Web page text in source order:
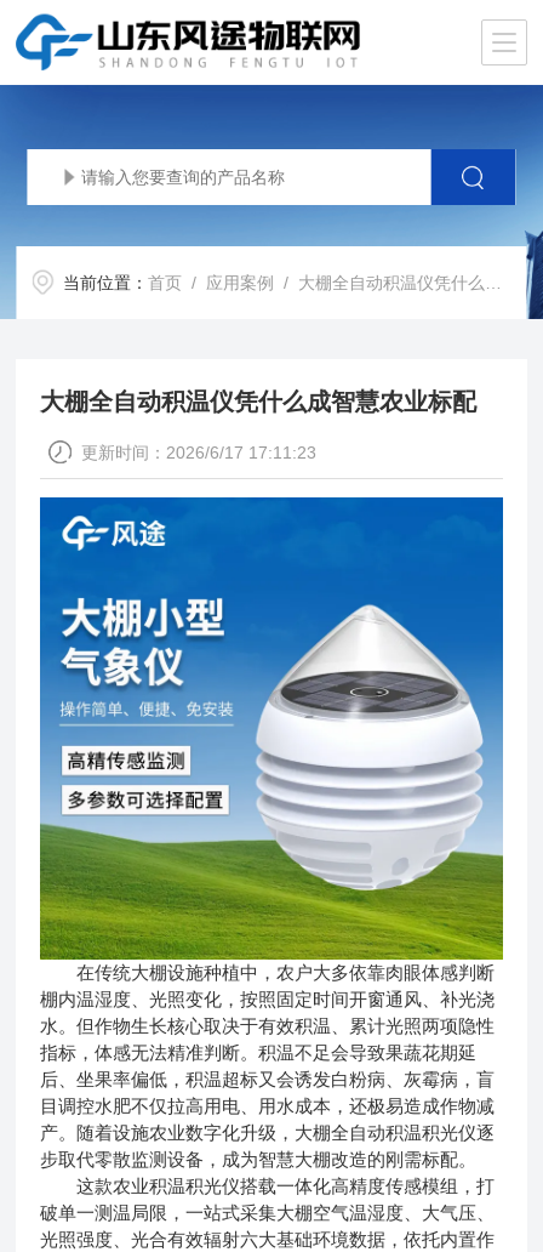
当前位置：首页 / 应用案例 / 大棚全自动积温仪凭什么成智慧农业标配
大棚全自动积温仪凭什么成智慧农业标配
更新时间：2026/6/17 17:11:23
在传统大棚设施种植中，农户大多依靠肉眼体感判断
棚内温湿度、光照变化，按照固定时间开窗通风、补光浇
水。但作物生长核心取决于有效积温、累计光照两项隐性
指标，体感无法精准判断。积温不足会导致果蔬花期延
后、坐果率偏低，积温超标又会诱发白粉病、灰霉病，盲
目调控水肥不仅拉高用电、用水成本，还极易造成作物减
产。随着设施农业数字化升级，大棚全自动积温积光仪逐
步取代零散监测设备，成为智慧大棚改造的刚需标配。
这款农业积温积光仪搭载一体化高精度传感模组，打
破单一测温局限，一站式采集大棚空气温湿度、大气压、
光照强度、光合有效辐射六大基础环境数据，依托内置作